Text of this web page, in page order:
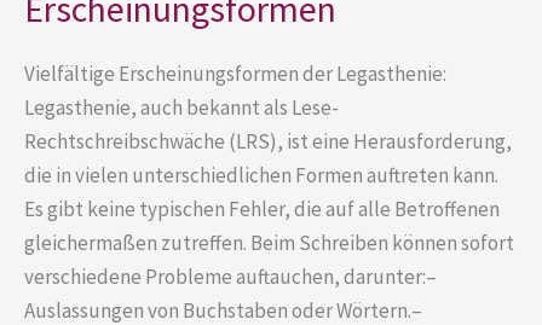
Vielfältige Erscheinungsformen der Legasthenie:
Legasthenie, auch bekannt als Lese-
Rechtschreibschwäche (LRS), ist eine Herausforderung,
die in vielen unterschiedlichen Formen auftreten kann.
Es gibt keine typischen Fehler, die auf alle Betroffenen
gleichermaßen zutreffen. Beim Schreiben können sofort
verschiedene Probleme auftauchen, darunter:–
Auslassungen von Buchstaben oder Wörtern.–